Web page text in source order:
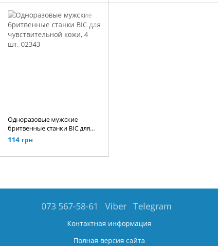
Одноразовые мужские
бритвенные станки BIC для
чувствительной кожи, 4 шт.
114 грн
073 567-58-61 Viber Telegram
Контактная информация
Полная версия сайта